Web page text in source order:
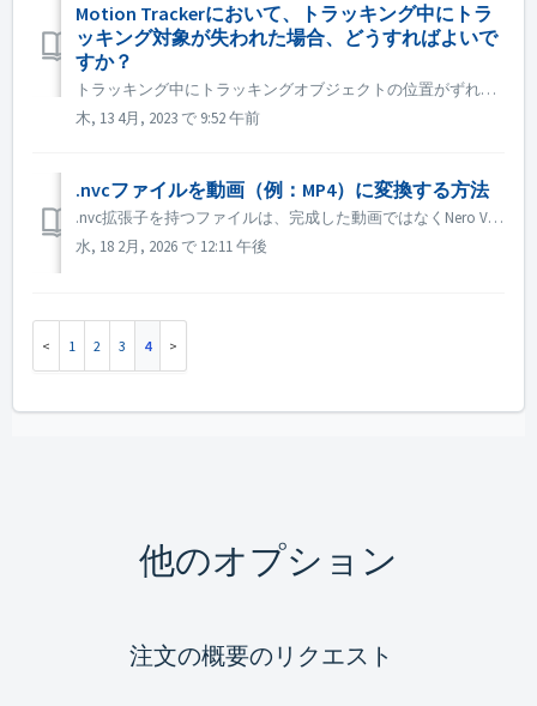
Motion Trackerにおいて、トラッキング中にトラ
ッキング対象が失われた場合、どうすればよいで
すか？
トラッキング中にトラッキングオブジェクトの位置がずれたり、オフセットが発生した場合は、すぐに「トラッキングを停止」し、左下の「ズームイン」をクリックして、トラッキングがエラーになったフレームを探し、トラッキングボックスを正しい位置に移動させてから、再度「トラッキングを開始」することができます。 正しくトラ...
木, 13 4月, 2023 で 9:52 午前
.nvcファイルを動画（例：MP4）に変換する方法
.nvc拡張子を持つファイルは、完成した動画ではなくNero Videoのプロジェクトファイルです。編集指示とソースメディアへのリンクが含まれており、Nero Videoでのみ開くことができます。 プロジェクトから標準動画ファイル（MP4など）を取得するには： 1. Nero Videoを開きます。 2...
水, 18 2月, 2026 で 12:11 午後
1 2 3 4
他のオプション
注文の概要のリクエスト